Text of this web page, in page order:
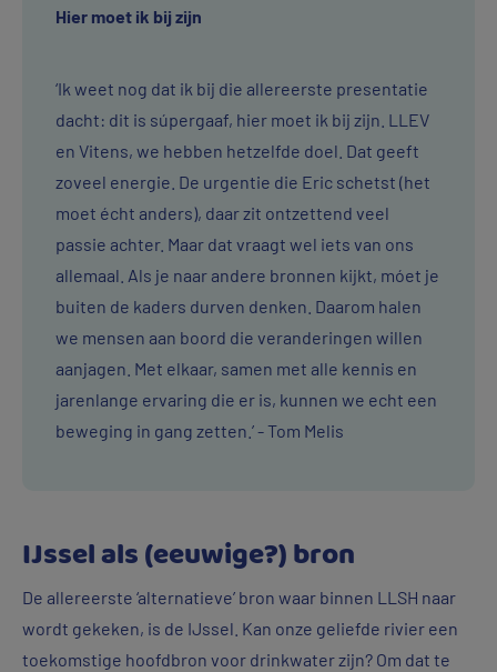
Hier moet ik bij zijn
‘Ik weet nog dat ik bij die allereerste presentatie
dacht: dit is súpergaaf, hier moet ik bij zijn. LLEV
en Vitens, we hebben hetzelfde doel. Dat geeft
zoveel energie. De urgentie die Eric schetst (het
moet écht anders), daar zit ontzettend veel
passie achter. Maar dat vraagt wel iets van ons
allemaal. Als je naar andere bronnen kijkt, móet je
buiten de kaders durven denken. Daarom halen
we mensen aan boord die veranderingen willen
aanjagen. Met elkaar, samen met alle kennis en
jarenlange ervaring die er is, kunnen we echt een
beweging in gang zetten.’ - Tom Melis
IJssel als (eeuwige?) bron
De allereerste ‘alternatieve’ bron waar binnen LLSH naar
wordt gekeken, is de IJssel. Kan onze geliefde rivier een
toekomstige hoofdbron voor drinkwater zijn? Om dat te